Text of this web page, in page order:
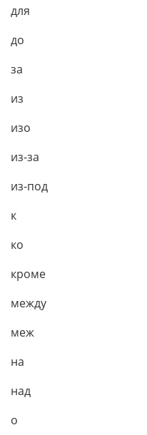
для
до
за
из
изо
из-за
из-под
к
ко
кроме
между
меж
на
над
о